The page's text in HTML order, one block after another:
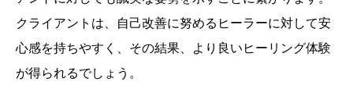
クライアントは、自己改善に努めるヒーラーに対して安
心感を持ちやすく、その結果、より良いヒーリング体験
が得られるでしょう。